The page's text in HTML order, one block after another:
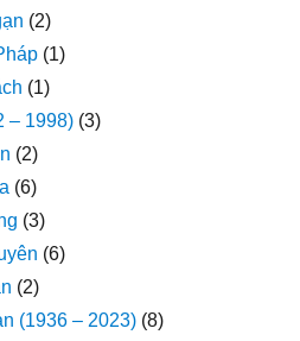
(2)
(1)
(1)
– 1998) (3)
(2)
(6)
(3)
(6)
(2)
(1936 – 2023) (8)